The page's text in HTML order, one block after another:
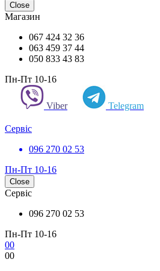
Close
Магазин
067 424 32 36
063 459 37 44
050 833 43 83
Пн-Пт 10-16
Viber Telegram
Сервіс
096 270 02 53
Пн-Пт 10-16
Close
Сервіс
096 270 02 53
Пн-Пт 10-16
00
00